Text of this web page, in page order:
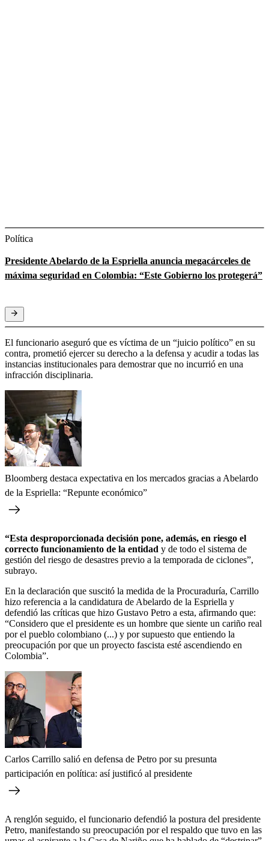
Política
Presidente Abelardo de la Espriella anuncia megacárceles de
máxima seguridad en Colombia: “Este Gobierno los protegerá”
El funcionario aseguró que es víctima de un “juicio político” en su
contra, prometió ejercer su derecho a la defensa y acudir a todas las
instancias institucionales para demostrar que no incurrió en una
infracción disciplinaria.
Bloomberg destaca expectativa en los mercados gracias a Abelardo
de la Espriella: “Repunte económico”
“Esta desproporcionada decisión pone, además, en riesgo el
correcto funcionamiento de la entidad y de todo el sistema de
gestión del riesgo de desastres previo a la temporada de ciclones”,
subrayo.
En la declaración que suscitó la medida de la Procuraduría, Carrillo
hizo referencia a la candidatura de Abelardo de la Espriella y
defendió las críticas que hizo Gustavo Petro a esta, afirmando que:
“Considero que el presidente es un hombre que siente un cariño real
por el pueblo colombiano (...) y por supuesto que entiendo la
preocupación por que un proyecto fascista esté ascendiendo en
Colombia”.
Carlos Carrillo salió en defensa de Petro por su presunta
participación en política: así justificó al presidente
A renglón seguido, el funcionario defendió la postura del presidente
Petro, manifestando su preocupación por el respaldo que tuvo en las